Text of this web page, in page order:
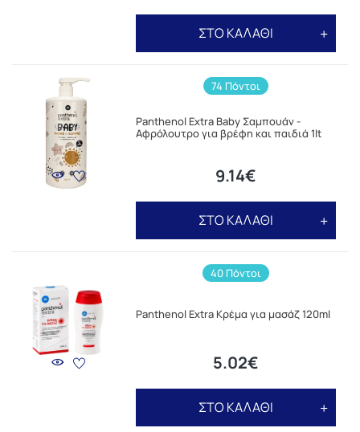
ΣΤΟ ΚΑΛΑΘΙ
74 Πόντοι
Panthenol Extra Baby Σαμπουάν -
Αφρόλουτρο για βρέφη και παιδιά 1lt
9.14€
ΣΤΟ ΚΑΛΑΘΙ
40 Πόντοι
Panthenol Extra Κρέμα για μασάζ 120ml
5.02€
ΣΤΟ ΚΑΛΑΘΙ